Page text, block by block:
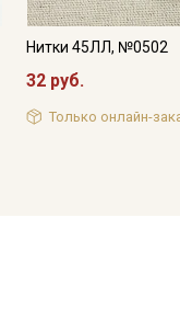
Нитки 45ЛЛ, №0502
32 руб.
Только онлайн-